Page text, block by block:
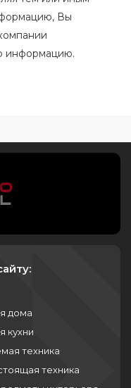
Вы
информацию.
дома
кухни
техника
техника